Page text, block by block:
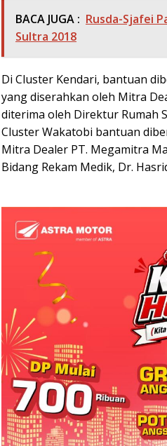
BACA JUGA : Rusda-Sjafei
Sultra 2018
Di Cluster Kendari, bantuan
yang diserahkan oleh Mitra
diterima oleh Direktur Rumah
Cluster Wakatobi bantuan
Mitra Dealer PT. Megamitra
Bidang Rekam Medik, Dr.